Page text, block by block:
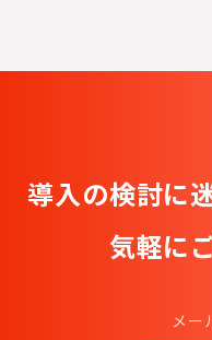
導入の検討に
気軽に
メー